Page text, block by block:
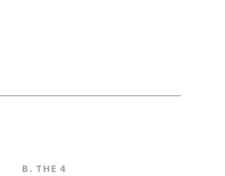
B. THE 4